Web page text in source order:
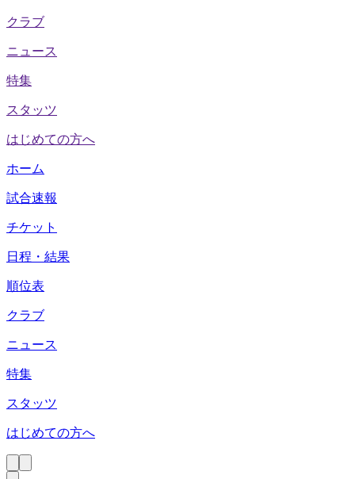
クラブ
ニュース
特集
スタッツ
はじめての方へ
ホーム
試合速報
チケット
日程・結果
順位表
クラブ
ニュース
特集
スタッツ
はじめての方へ